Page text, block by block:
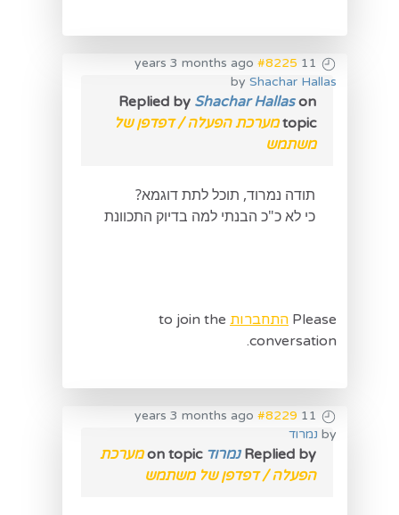
11 years 3 months ago
#8225
by Shachar Hallas
Replied by Shachar Hallason
topic מערכת הפעלה / דפדפן של
משתמש
תודה נמרוד, תוכל לתת דוגמא?
כי לא כ"כ הבנתי למה בדיוק התכוונת
Please התחברות to join the
conversation.
11 years 3 months ago
#8229
by נמרוד
Replied by נמרוד on topic
מערכת
הפעלה / דפדפן של משתמש